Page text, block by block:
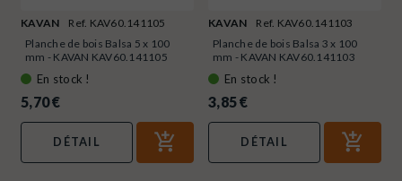
KAVAN
Ref. KAV60.141105
Planche de bois Balsa 5 x 100
mm - KAVAN KAV60.141105
En stock !
5,70 €
DÉTAIL
KAVAN
Ref. KAV60.141103
Planche de bois Balsa 3 x 100
mm - KAVAN KAV60.141103
En stock !
3,85 €
DÉTAIL